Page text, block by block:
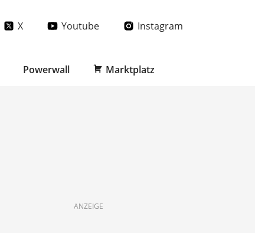
X Youtube Instagram
Powerwall Marktplatz
ANZEIGE